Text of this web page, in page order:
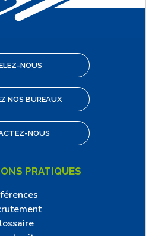
NOUS
NOS BUREAUX
NOUS
PRATIQUES